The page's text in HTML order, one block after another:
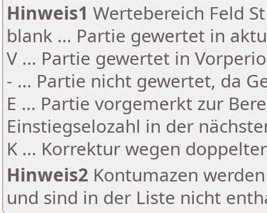
Hinweis1 Wertebereich Feld
blank ... Partie gewertet in
V ... Partie gewertet in
- ... Partie nicht gewertet, da
E ... Partie vorgemerkt zur
Einstiegselozahl in der
K ... Korrektur wegen
Hinweis2 Kontumazen
und sind in der Liste nicht